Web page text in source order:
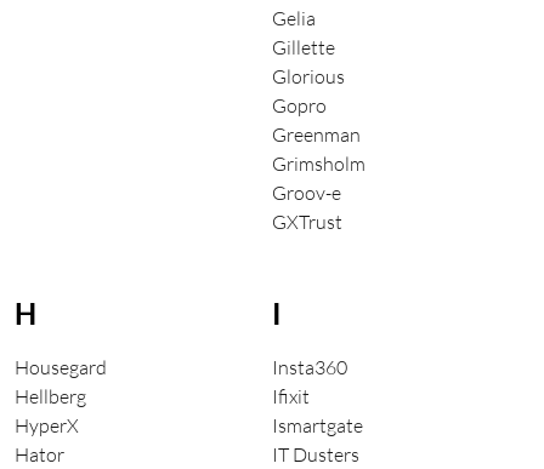
Gelia
Gillette
Glorious
Gopro
Greenman
Grimsholm
Groov-e
GXTrust
H
Housegard
Hellberg
HyperX
Hator
I
Insta360
Ifixit
Ismartgate
IT Dusters